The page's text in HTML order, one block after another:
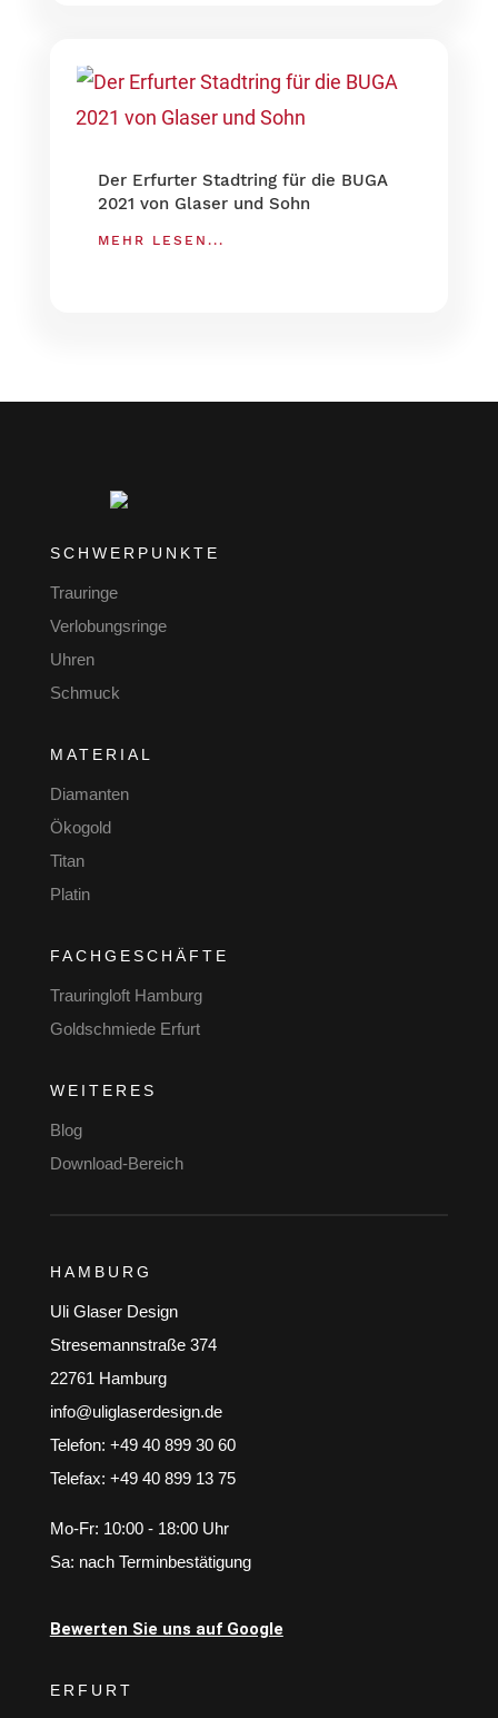
Der Erfurter Stadtring für die BUGA
2021 von Glaser und Sohn
MEHR LESEN...
SCHWERPUNKTE
Trauringe
Verlobungsringe
Uhren
Schmuck
MATERIAL
Diamanten
Ökogold
Titan
Platin
FACHGESCHÄFTE
Trauringloft Hamburg
Goldschmiede Erfurt
WEITERES
Blog
Download-Bereich
HAMBURG
Uli Glaser Design
Stresemannstraße 374
22761 Hamburg
info@uliglaserdesign.de
Telefon: +49 40 899 30 60
Telefax: +49 40 899 13 75
Mo-Fr: 10:00 - 18:00 Uhr
Sa: nach Terminbestätigung
Bewerten Sie uns auf Google
ERFURT